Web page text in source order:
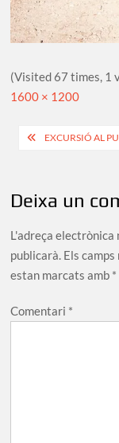
(Visited 67 times, 1
Full
1600 × 1200
EXCURSIÓ AL
Deixa un
L'adreça electrònica
publicarà. Els
estan marcats amb *
Comentari *